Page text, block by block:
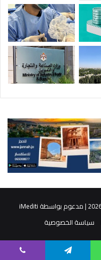
iMediti
سياسة الخصوصية